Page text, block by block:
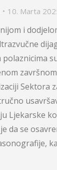
10. Marta
i
Sektora
Ljekarske
da se